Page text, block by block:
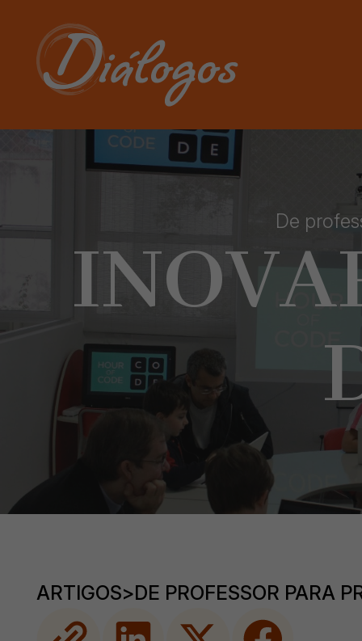
De
ARTIGOS>DE PROFESSOR PARA